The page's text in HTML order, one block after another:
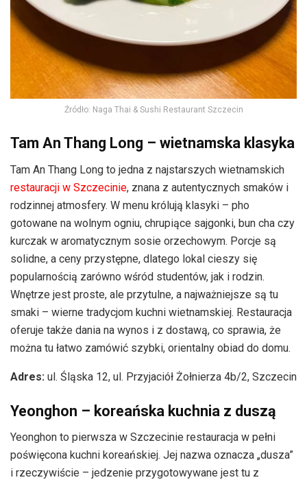
Źródło: Naga Thai & Sushi Restaurant Szczecin
Tam An Thang Long – wietnamska klasyka
Tam An Thang Long to jedna z najstarszych wietnamskich
restauracji w Szczecinie, znana z autentycznych smaków i
rodzinnej atmosfery. W menu królują klasyki – pho
gotowane na wolnym ogniu, chrupiące sajgonki, bun cha czy
kurczak w aromatycznym sosie orzechowym. Porcje są
solidne, a ceny przystępne, dlatego lokal cieszy się
popularnością zarówno wśród studentów, jak i rodzin.
Wnętrze jest proste, ale przytulne, a najważniejsze są tu
smaki – wierne tradycjom kuchni wietnamskiej. Restauracja
oferuje także dania na wynos i z dostawą, co sprawia, że
można tu łatwo zamówić szybki, orientalny obiad do domu.
Adres: ul. Śląska 12, ul. Przyjaciół Żołnierza 4b/2, Szczecin
Yeonghon – koreańska kuchnia z duszą
Yeonghon to pierwsza w Szczecinie restauracja w pełni
poświęcona kuchni koreańskiej. Jej nazwa oznacza „dusza”
i rzeczywiście – jedzenie przygotowywane jest tu z